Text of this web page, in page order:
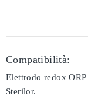
Compatibilità:
Elettrodo redox
Sterilor.